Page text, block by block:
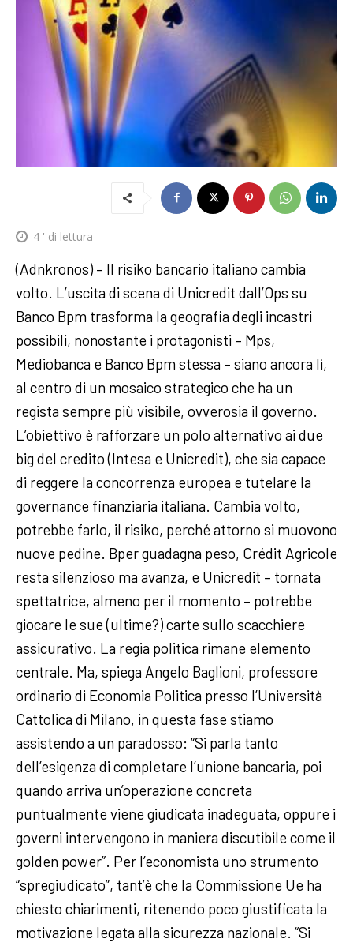
4 ' di lettura
(Adnkronos) – Il risiko bancario italiano cambia
volto. L’uscita di scena di Unicredit dall’Ops su
Banco Bpm trasforma la geografia degli incastri
possibili, nonostante i protagonisti – Mps,
Mediobanca e Banco Bpm stessa – siano ancora lì,
al centro di un mosaico strategico che ha un
regista sempre più visibile, ovverosia il governo.
L’obiettivo è rafforzare un polo alternativo ai due
big del credito (Intesa e Unicredit), che sia capace
di reggere la concorrenza europea e tutelare la
governance finanziaria italiana. Cambia volto,
potrebbe farlo, il risiko, perché attorno si muovono
nuove pedine. Bper guadagna peso, Crédit Agricole
resta silenzioso ma avanza, e Unicredit – tornata
spettatrice, almeno per il momento – potrebbe
giocare le sue (ultime?) carte sullo scacchiere
assicurativo. La regia politica rimane elemento
centrale. Ma, spiega Angelo Baglioni, professore
ordinario di Economia Politica presso l’Università
Cattolica di Milano, in questa fase stiamo
assistendo a un paradosso: “Si parla tanto
dell’esigenza di completare l’unione bancaria, poi
quando arriva un’operazione concreta
puntualmente viene giudicata inadeguata, oppure i
governi intervengono in maniera discutibile come il
golden power”. Per l’economista uno strumento
“spregiudicato”, tant’è che la Commissione Ue ha
chiesto chiarimenti, ritenendo poco giustificata la
motivazione legata alla sicurezza nazionale. “Si